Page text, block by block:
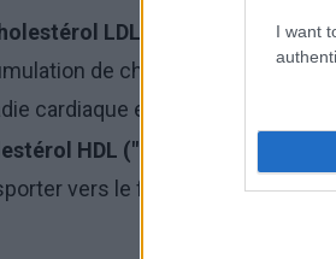
I want
LDL (le "mauvais"
de cholestérol dans les
cardiaque et d'accident
HDL ("bon" cholestérol) :
vers le foie, où il est